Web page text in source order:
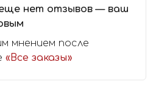
нет отзывов — ваш
мнением после
«Все заказы»